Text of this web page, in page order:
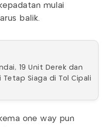
mulai
balik.
19 Unit Derek dan
Tetap Siaga di Tol Cipali
one way pun